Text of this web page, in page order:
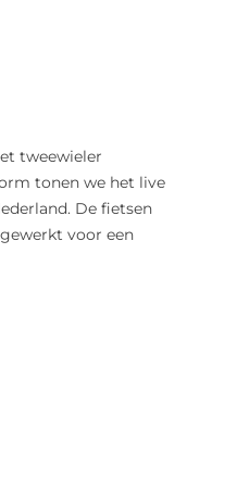
tweewieler
tonen we het live
De fietsen
voor een